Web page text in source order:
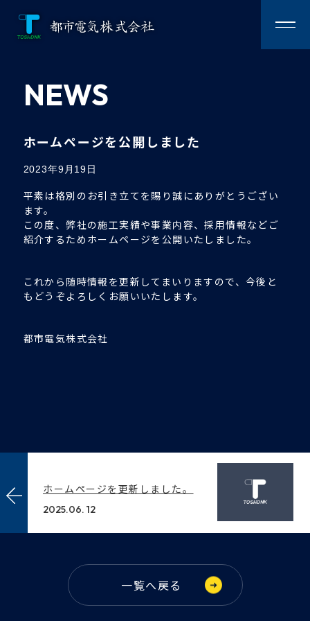
トップページ
事業案内
会社案内
お問い合わせ CONTACT
TEL.0138-52-2627FAX.0138-52-
0886
NEWS
ホームページを公開しました
2023年9月19日
平素は格別のお引き立てを賜り誠にありがとうござい
ます。
この度、弊社の施工実績や事業内容、採用情報などご
紹介するためホームページを公開いたしました。
これから随時情報を更新してまいりますので、今後と
もどうぞよろしくお願いいたします。
都市電気株式会社
ホームページを更新しました。
2025.06. 12
一覧へ戻る